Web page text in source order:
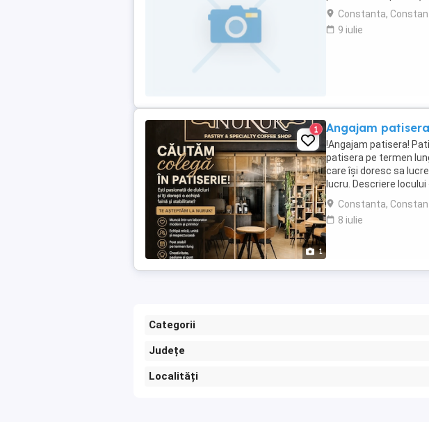
Constanta,
9 iulie
1
1 Angajam
!Angajam patisera!
patisera pe termen
care își doresc sa
lucru. Descriere
atenta la detalii -
Constanta,
8 iulie
Categorii
Județe
Localități